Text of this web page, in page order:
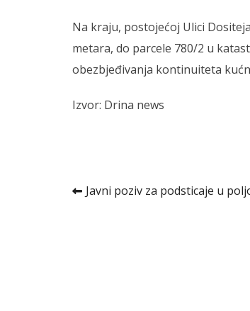
Na kraju, postojećoj Ulici
metara, do parcele 780/2 u
obezbjeđivanja kontinuiteta
Izvor: Drina news
Kretanje
Javni poziv za podsticaje u